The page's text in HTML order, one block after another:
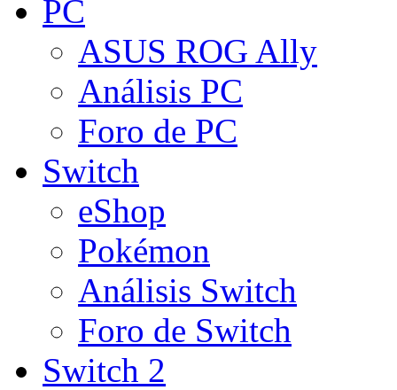
PC
ASUS ROG Ally
Análisis PC
Foro de PC
Switch
eShop
Pokémon
Análisis Switch
Foro de Switch
Switch 2